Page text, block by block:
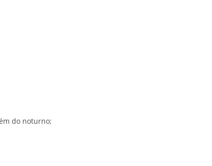
do noturno;